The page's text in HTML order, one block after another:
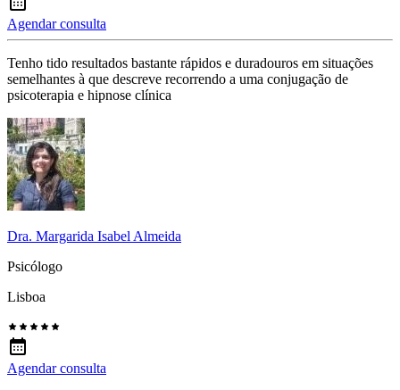
Agendar consulta
Tenho tido resultados bastante rápidos e duradouros em situações
semelhantes à que descreve recorrendo a uma conjugação de
psicoterapia e hipnose clínica
Dra. Margarida Isabel Almeida
Psicólogo
Lisboa
Agendar consulta